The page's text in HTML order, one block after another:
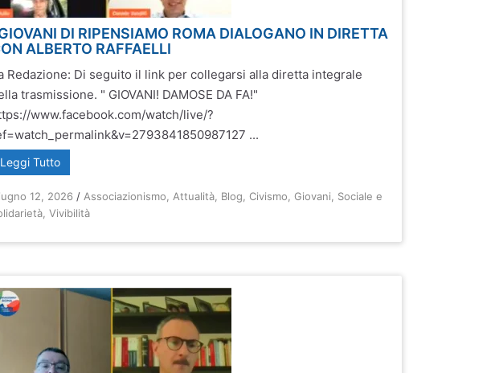
DI RIPENSIAMO ROMA DIALOGANO IN DIRETTA
ALBERTO RAFFAELLI
Redazione: Di seguito il link per collegarsi alla diretta integrale
trasmissione. " GIOVANI! DAMOSE DA FA!"
www.facebook.com/watch/live/?
...
Leggi Tutto
12, 2026 / Associazionismo Attualità Blog ,Civismo ,Giovani
Sociale e
,Vivibilità